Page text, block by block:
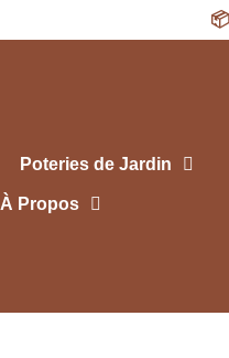
📦
Poteries de Jardin
À Propos